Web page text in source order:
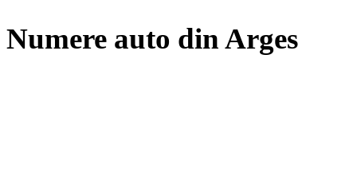
Numere auto din Arges